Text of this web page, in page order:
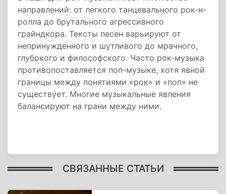
направлений: от легкого танцевального рок-н-
ролла до брутального агрессивного
грайндкора. Тексты песен варьируют от
непринужденного и шутливого до мрачного,
глубокого и философского. Часто рок-музыка
противопоставляется поп-музыке, хотя явной
границы между понятиями «рок» и «поп» не
существует. Многие музыкальные явления
балансируют на грани между ними.
СВЯЗАННЫЕ СТАТЬИ